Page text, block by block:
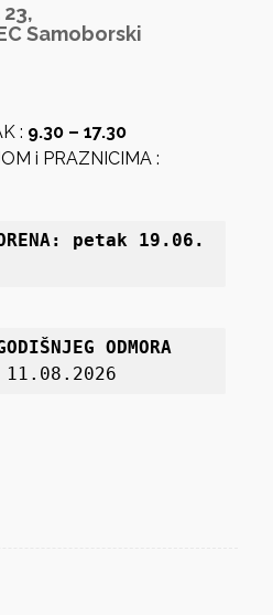
Samoborski
: 9.30 – 17.30
i PRAZNICIMA :
petak 19 .06.
ODMORA